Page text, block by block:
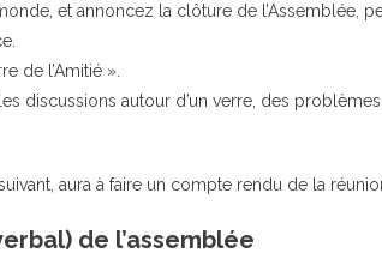
et annoncez la clôture de l’Assemblée,
de l’Amitié ».
discussions autour d’un verre, des
aura à faire un compte rendu de la
de l’assemblée